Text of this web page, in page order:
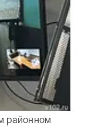
районном